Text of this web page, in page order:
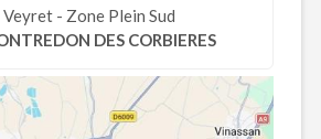
Veyret - Zone Plein Sud
DES CORBIERES